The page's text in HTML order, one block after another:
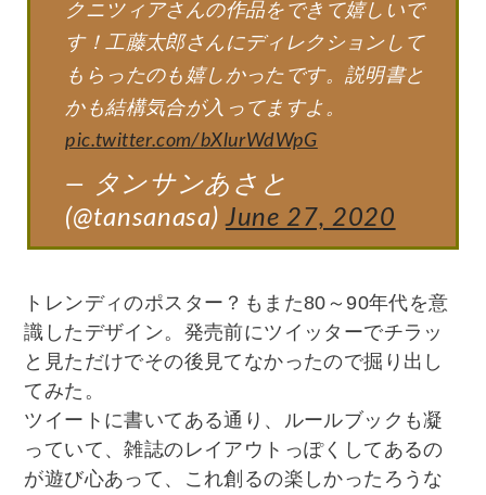
クニツィアさんの作品をできて嬉しいで
す！工藤太郎さんにディレクションして
もらったのも嬉しかったです。説明書と
かも結構気合が入ってますよ。
pic.twitter.com/bXlurWdWpG
— タンサンあさと
(@tansanasa)June 27, 2020
トレンディのポスター？もまた80～90年代を意
識したデザイン。発売前にツイッターでチラッ
と見ただけでその後見てなかったので掘り出し
てみた。
ツイートに書いてある通り、ルールブックも凝
っていて、雑誌のレイアウトっぽくしてあるの
が遊び心あって、これ創るの楽しかったろうな